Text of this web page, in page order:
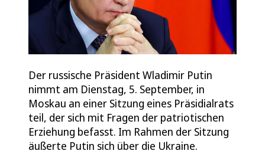
Der russische Präsident Wladimir Putin
nimmt am Dienstag, 5. September, in
Moskau an einer Sitzung eines Präsidialrats
teil, der sich mit Fragen der patriotischen
Erziehung befasst. Im Rahmen der Sitzung
äußerte Putin sich über die Ukraine.